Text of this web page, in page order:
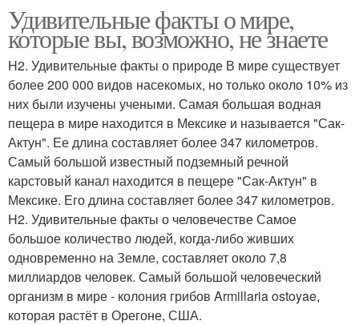
Удивительные факты о мире,
которые вы, возможно, не знаете
H2. Удивительные факты о природе В мире существует
более 200 000 видов насекомых, но только около 10% из
них были изучены учеными. Самая большая водная
пещера в мире находится в Мексике и называется "Сак-
Актун". Ее длина составляет более 347 километров.
Самый большой известный подземный речной
карстовый канал находится в пещере "Сак-Актун" в
Мексике. Его длина составляет более 347 километров.
H2. Удивительные факты о человечестве Самое
большое количество людей, когда-либо живших
одновременно на Земле, составляет около 7,8
миллиардов человек. Самый большой человеческий
организм в мире - колония грибов Armillaria ostoyae,
которая растёт в Орегоне, США.